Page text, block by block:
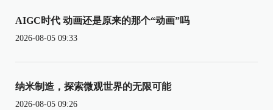
AIGC时代 动画还是原来的那个“动画”吗
2026-08-05 09:33
纳米制造，探索微观世界的无限可能
2026-08-05 09:26